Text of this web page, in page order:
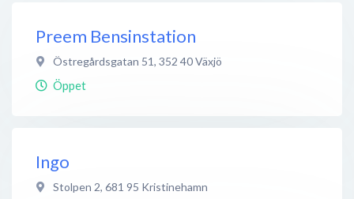
Preem Bensinstation
Östregårdsgatan 51, 352 40Växjö
Öppet
Ingo
Stolpen 2, 681 95 Kristinehamn